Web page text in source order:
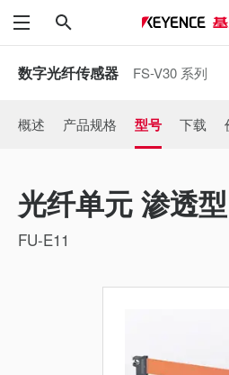
菜单
数字光纤传感器 FS-V30 系列
概述 产品规格 型号 下载
光纤单元 渗透
FU-E11